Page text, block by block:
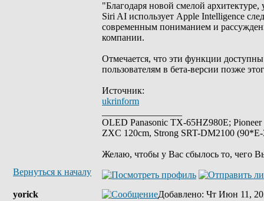
"Благодаря новой смелой
Siri AI использует Apple Intelligence
современным пониманием и
компании.
Отмечается, что эти функции
пользователям в бета-версии позже
Источник:
ukrinform
OLED Panasonic TX-65HZ980E;
ZXC 120cm, Strong SRT-DM2100
Желаю, чтобы у Вас сбылось то, чего
Вернуться к началу
yorick
Добавлено: Чт Июн 11,